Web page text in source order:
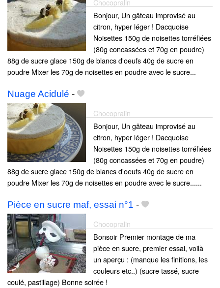
Chocopralin
Bonjour, Un gâteau improvisé au
citron, hyper léger ! Dacquoise
Noisettes 150g de noisettes torréfiées
(80g concassées et 70g en poudre)
88g de sucre glace 150g de blancs d'oeufs 40g de sucre en
poudre Mixer les 70g de noisettes en poudre avec le sucre...
Nuage Acidulé -
Chocopralin
Bonjour, Un gâteau improvisé au
citron, hyper léger ! Dacquoise
Noisettes 150g de noisettes torréfiées
(80g concassées et 70g en poudre)
88g de sucre glace 150g de blancs d'oeufs 40g de sucre en
poudre Mixer les 70g de noisettes en poudre avec le sucre......
Pièce en sucre maf, essai n°1 -
Chocopralin
Bonsoir Premier montage de ma
pièce en sucre, premier essai, voilà
un aperçu : (manque les finitions, les
couleurs etc..) (sucre tassé, sucre
coulé, pastillage) Bonne soirée !